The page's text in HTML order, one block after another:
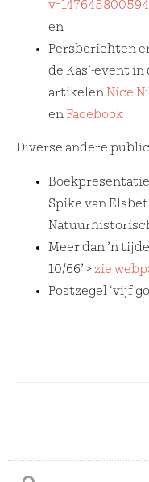
en
Persberichten
de Kas’-event in
artikelen Nice
en Facebook
Diverse andere
Spike van
Meer dan ’n
10/66’ > zie
Postzegel ‘vijf